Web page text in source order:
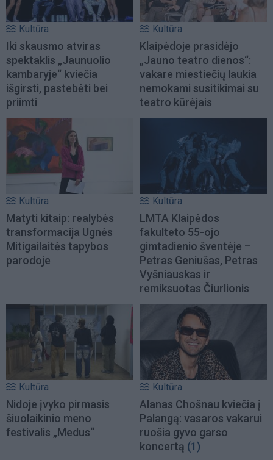
Kultūra
Iki skausmo atviras
spektaklis „Jaunuolio
kambaryje“ kviečia
išgirsti, pastebėti bei
priimti
Kultūra
Klaipėdoje prasidėjo
„Jauno teatro dienos“:
vakare miestiečių laukia
nemokami susitikimai su
teatro kūrėjais
Kultūra
Matyti kitaip: realybės
transformacija Ugnės
Mitigailaitės tapybos
parodoje
Kultūra
LMTA Klaipėdos
fakulteto 55-ojo
gimtadienio šventėje –
Petras Geniušas, Petras
Vyšniauskas ir
remiksuotas Čiurlionis
Kultūra
Nidoje įvyko pirmasis
šiuolaikinio meno
festivalis „Medus“
Kultūra
Alanas Chošnau kviečia į
Palangą: vasaros vakarui
ruošia gyvo garso
koncertą (1)